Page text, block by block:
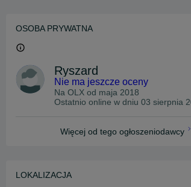
OSOBA PRYWATNA
Ryszard
Nie ma jeszcze oceny
Na OLX od maja 2018
Ostatnio online w dniu 03 sierpnia
Więcej od tego ogłoszeniodawcy
LOKALIZACJA